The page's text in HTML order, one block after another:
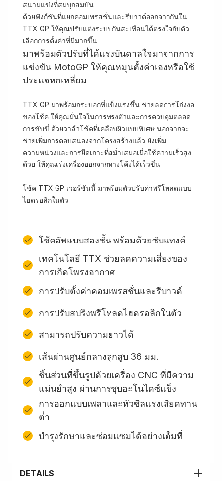
สนามแข่งที่สมบุกสมบัน
ด้วยฟังก์ชันที่แยกคอมเพรสชั่นและรีบาวด์ออกจากกันใน
TTX GP ให้คุณปรับแต่งระบบกันสะเทือนได้ตรงใจกับตัว
เลือกการตั้งค่าที่มีมากขึ้น
มาพร้อมตัวปรับที่ได้แรงบันดาลใจมาจากการ
แข่งขัน MotoGP ให้คุณหมุนตั้งค่าเองหรือใช้
ประแจหกเหลี่ยม
TTX GP มาพร้อมกระบอกที่แข็งแรงขึ้น ช่วยลดการโก่งงอ
ของโช้ค ให้คุณมั่นใจในการทรงตัวและการควบคุมตลอด
การขับขี่ ด้วยวาล์วโช้คที่เคลือบผิวแบบพิเศษ นอกจากจะ
ช่วยเพิ่มการตอบสนองจากโครงสร้างแล้ว ยังเพิ่ม
ความหน่วงและการยึดเกาะที่สม่ำเสมอเมื่อใช้ความเร็วสูง
ด้วย ให้คุณเร่งเครื่องออกจากทางโค้งได้เร็วขึ้น
โช้ค TTX GP เวอร์ชันนี้ มาพร้อมตัวปรับค่าพรีโหลดแบบ
ไฮดรอลิกในตัว
โช้คอัพแบบสองชั้น พร้อมด้วยซับแทงค์
เทคโนโลยี TTX ช่วยลดความเสี่ยงของ
การเกิดโพรงอากาศ
การปรับตั้งค่าคอมเพรสชั่นและรีบาวด์
การปรับสปริงพรีโหลดไฮดรอลิกในตัว
สามารถปรับความยาวได้
เส้นผ่านศูนย์กลางลูกสูบ 36 มม.
ชิ้นส่วนที่ขึ้นรูปด้วยเครื่อง CNC ที่มีความ
แม่นยำสูง ผ่านการชุบอะโนไดซ์แข็ง
การออกแบบเพลาและหัวซีลแรงเสียดทาน
ต่ํา
บํารุงรักษาและซ่อมแซมได้อย่างเต็มที่
DETAILS